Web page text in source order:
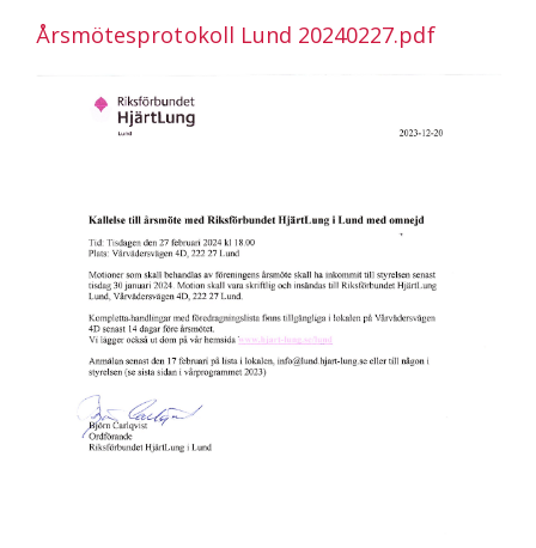
Årsmötesprotokoll Lund 20240227.pdf